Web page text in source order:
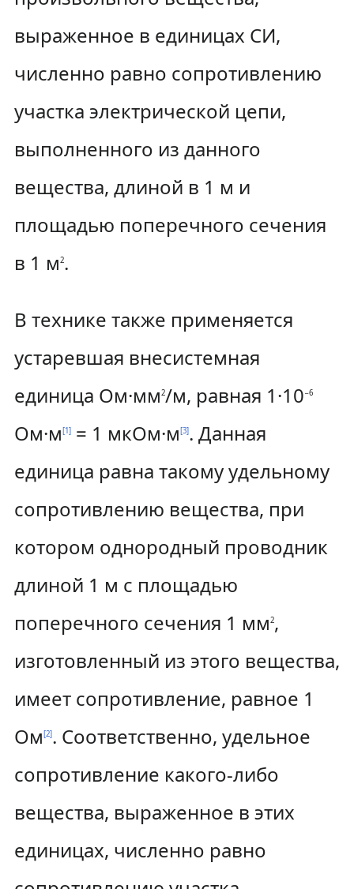
выраженное в единицах СИ,
численно равно сопротивлению
участка электрической цепи,
выполненного из данного
вещества, длиной в 1 м и
площадью поперечного сечения
в 1 м2.
В технике также применяется
устаревшая внесистемная
единица Ом·мм2/м, равная 1·10−6
Ом·м [1]= 1 мкОм·м [3]. Данная
единица равна такому удельному
сопротивлению вещества, при
котором однородный проводник
длиной 1 м с площадью
поперечного сечения 1 мм2,
изготовленный из этого вещества,
имеет сопротивление, равное 1
Ом [2]. Соответственно, удельное
сопротивление какого-либо
вещества, выраженное в этих
единицах, численно равно